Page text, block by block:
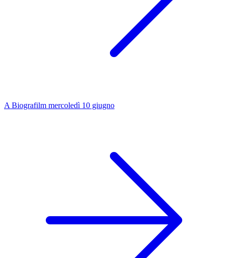
A Biografilm mercoledì 10 giugno